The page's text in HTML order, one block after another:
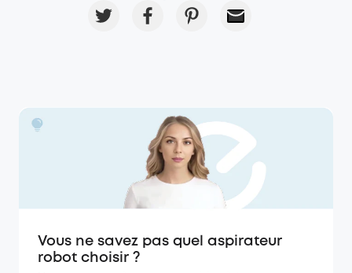
Vous ne savez pas quel aspirateur
robot choisir ?